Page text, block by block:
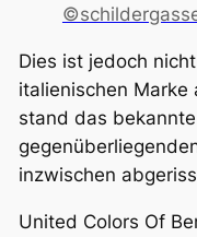
Dies ist jedoch
italienischen Marke
stand das
inzwischen
United Colors Of